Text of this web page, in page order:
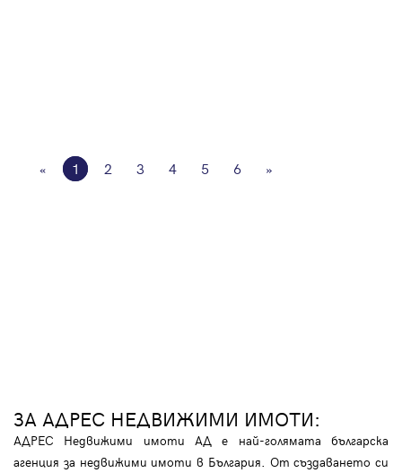
« 1 2 3 4 5 6 »
ЗА АДРЕС НЕДВИЖИМИ ИМОТИ:
АДРЕС Недвижими имоти АД е най-голямата българска
агенция за недвижими имоти в България. От създаването си